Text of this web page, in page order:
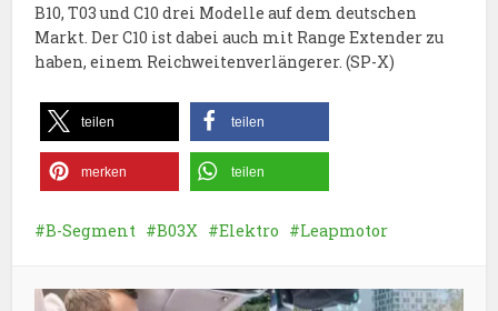
B10, T03 und C10 drei Modelle auf dem deutschen
Markt. Der C10 ist dabei auch mit Range Extender zu
haben, einem Reichweitenverlängerer. (SP-X)
teilen teilen
merken teilen
B-Segment B03X Elektro Leapmotor